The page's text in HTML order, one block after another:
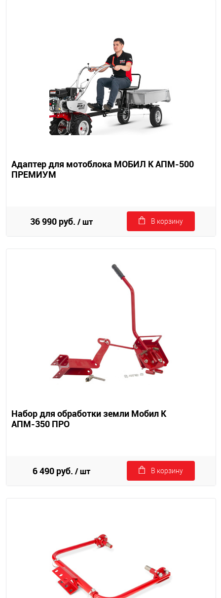
Адаптер для мотоблока МОБИЛ К АПМ-500
ПРЕМИУМ
36 990 руб. / шт В корзину
Набор для обработки земли Мобил К
АПМ-350 ПРО
6 490 руб. / шт В корзину